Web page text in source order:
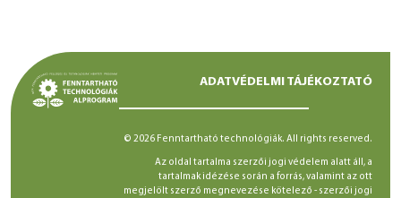
ADATVÉDELMI TÁJÉKOZTATÓ
© 2026 Fenntartható technológiák. All rights reserved.
Az oldal tartalma szerzői jogi védelem alatt áll, a
tartalmak idézése során a forrás, valamint az ott
megjelölt szerző megnevezése kötelező - szerzői jogi